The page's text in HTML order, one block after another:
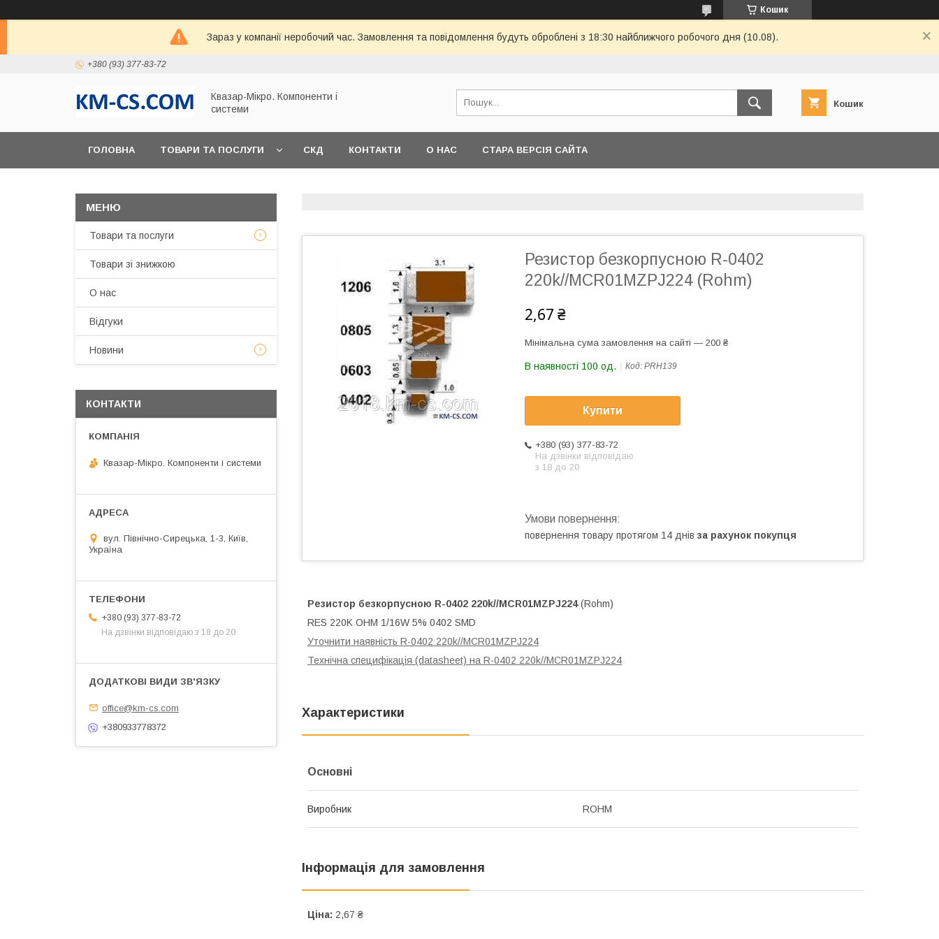
Кошик
Зараз у компанії неробочий час. Замовлення та повідомлення будуть оброблені з 18:30 найближчого робочого дня (10.08).
+380 (93) 377-83-72
Квазар-Мікро. Компоненти і
системи
Кошик
ГОЛОВНА ТОВАРИ ТА ПОСЛУГИ СКД КОНТАКТИ О НАС СТАРА ВЕРСІЯ САЙТА
Резистор безкорпусною R-0402
220k//MCR01MZPJ224 (Rohm)
2,67 ₴
Мінімальна сума замовлення на сайті — 200 ₴
В наявності 100 од. Код: PRH139
Купити
+380 (93) 377-83-72
На дзвінки відповідаю
з 18 до 20
повернення товару протягом 14 днів за рахунок покупця
Резистор безкорпусною R-0402 220k//MCR01MZPJ224(Rohm)
RES 220K OHM 1/16W 5% 0402 SMD
Уточнити наявність R-0402 220k//MCR01MZPJ224
Технічна специфікація (datasheet) на R-0402 220k//MCR01MZPJ224
Характеристики
Основні
Виробник ROHM
Інформація для замовлення
Ціна: 2,67 ₴
Товари та послуги
Товари зі знижкою
О нас
Відгуки
Новини
КОНТАКТИ
Квазар-Мікро. Компоненти і системи
вул. Північно-Сирецька, 1-3, Київ,
Україна
+380 (93) 377-83-72
На дзвінки відповідаю з 18 до 20
office@km-cs.com
+380933778372